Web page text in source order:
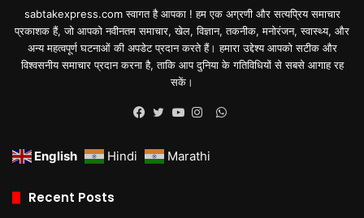
sabtakexpress.com स्वागत है आपका ! हम एक अग्रणी और सत्यप्रिय समाचार
प्रकाशक हैं, जो आपको नवीनतम समाचार, खेल, विज्ञान, तकनीक, मनोरंजन, स्वास्थ्य, और
अन्य महत्वपूर्ण घटनाओं की अपडेट प्रदान करते हैं। हमारा उद्देश्य आपको सटीक और
विश्वसनीय समाचार प्रदान करना है, ताकि आप दुनिया के गतिविधियों से सबसे आगाह रह
सकें।
WhatsApp
English Hindi Marathi
Recent Posts